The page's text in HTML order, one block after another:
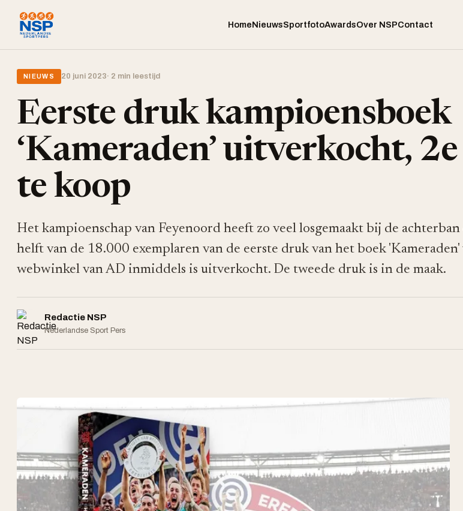
HomeNieuwsSportfotoAwardsOver NSPContact
NIEUWS 20 juni 2023· 2 min leestijd
Eerste druk kampioensboek
‘Kameraden’ uitverkocht,
te koop
Het kampioenschap van Feyenoord heeft zo veel losgemaakt bij de achterban
helft van de 18.000 exemplaren van de eerste druk van het boek 'Kameraden'
webwinkel van AD inmiddels is uitverkocht. De tweede druk is in de maak.
Redactie NSP
Nederlandse Sport Pers